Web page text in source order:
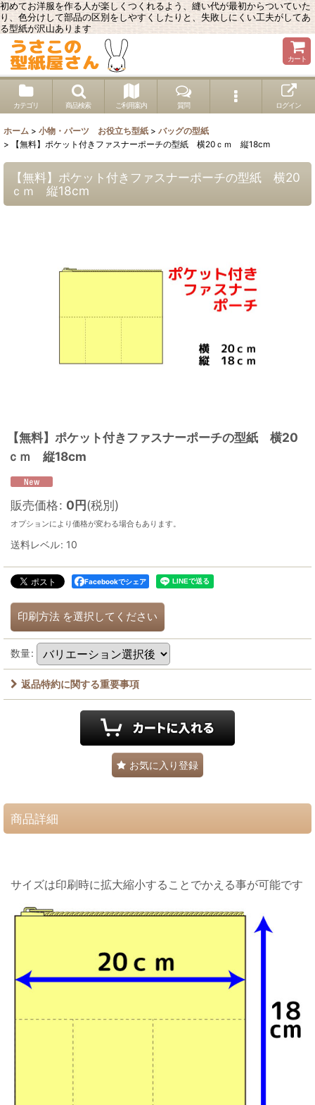
初めてお洋服を作る人が楽しくつくれるよう、縫い代が最初からついていた
り、色分けして部品の区別をしやすくしたりと、失敗しにくい工夫がしてあ
る型紙が沢山あります
カート
カテゴリ 商品検索 ご利用案内 質問 ログイン
ホーム > 小物・パーツ お役立ち型紙 > バッグの型紙
>
【無料】ポケット付きファスナーポーチの型紙 横20ｃｍ 縦18cm
【無料】ポケット付きファスナーポーチの型紙 横20
ｃｍ 縦18cm
【無料】ポケット付きファスナーポーチの型紙 横20
ｃｍ 縦18cm
販売価格: 0円(税別)
オプションにより価格が変わる場合もあります。
送料レベル: 10
Facebookでシェア
印刷方法 を選択してください
数量:
返品特約に関する重要事項
お気に入り登録
商品詳細
サイズは印刷時に拡大縮小することでかえる事が可能です